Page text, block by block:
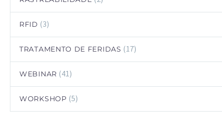
RFID (3)
TRATAMENTO DE FERIDAS (17)
WEBINAR (41)
WORKSHOP (5)